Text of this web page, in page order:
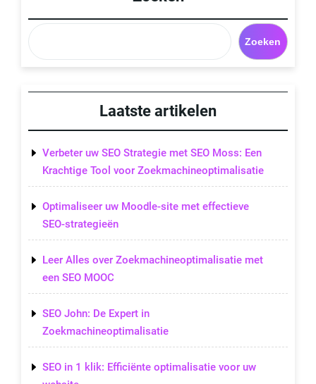
Zoeken
Laatste artikelen
Verbeter uw SEO Strategie met SEO Moss: Een
Krachtige Tool voor Zoekmachineoptimalisatie
Optimaliseer uw Moodle-site met effectieve
SEO-strategieën
Leer Alles over Zoekmachineoptimalisatie met
een SEO MOOC
SEO John: De Expert in
Zoekmachineoptimalisatie
SEO in 1 klik: Efficiënte optimalisatie voor uw